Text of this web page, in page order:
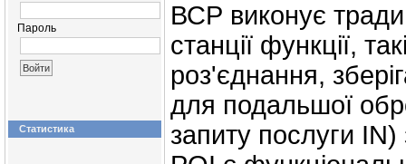
Пароль
Статистика
ВСР виконує
станції функції,
роз'єднання,
для подальшої
запиту послуги IN)